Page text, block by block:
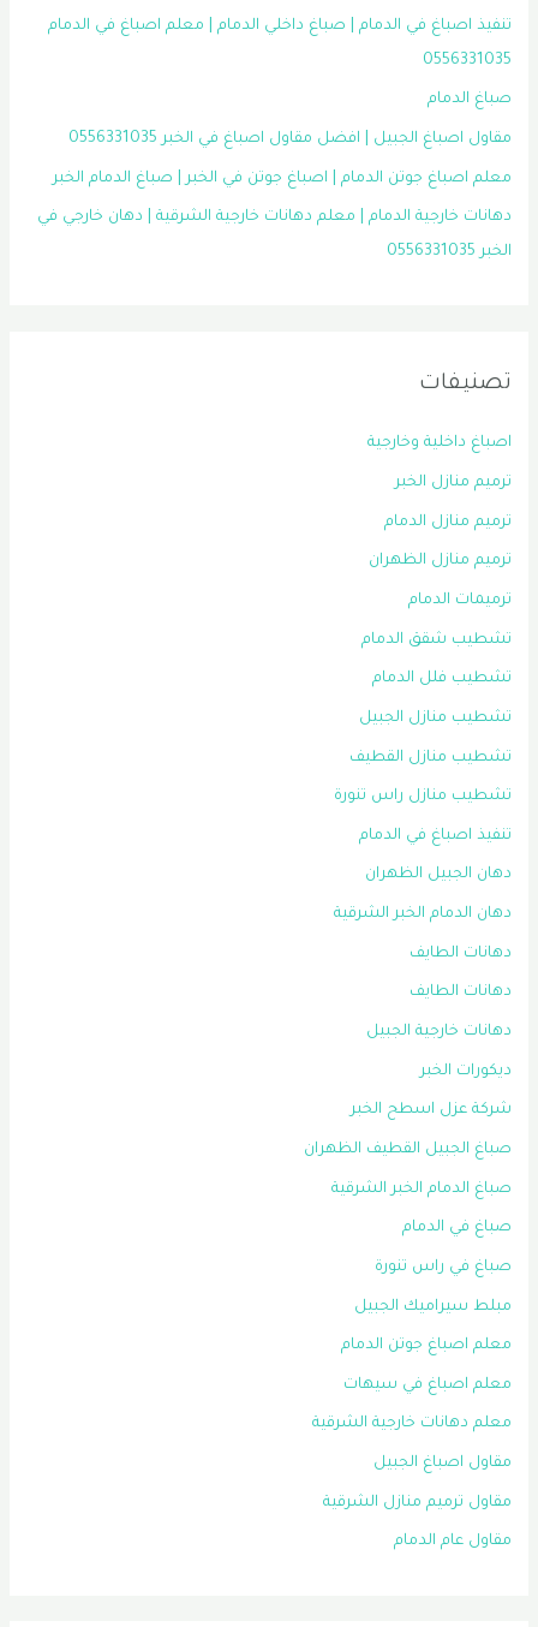
تنفيذ اصباغ في الدمام | صباغ داخلي الدمام | معلم اصباغ في الدمام
0556331035
صباغ الدمام
مقاول اصباغ الجبيل | افضل مقاول اصباغ في الخبر 0556331035
معلم اصباغ جوتن الدمام | اصباغ جوتن في الخبر | صباغ الدمام الخبر
دهانات خارجية الدمام | معلم دهانات خارجية الشرقية | دهان خارجي في
الخبر 0556331035
تصنيفات
اصباغ داخلية وخارجية
ترميم منازل الخبر
ترميم منازل الدمام
ترميم منازل الظهران
ترميمات الدمام
تشطيب شقق الدمام
تشطيب فلل الدمام
تشطيب منازل الجبيل
تشطيب منازل القطيف
تشطيب منازل راس تنورة
تنفيذ اصباغ في الدمام
دهان الجبيل الظهران
دهان الدمام الخبر الشرقية
دهانات الطايف
دهانات الطايف
دهانات خارجية الجبيل
ديكورات الخبر
شركة عزل اسطح الخبر
صباغ الجبيل القطيف الظهران
صباغ الدمام الخبر الشرقية
صباغ في الدمام
صباغ في راس تنورة
مبلط سيراميك الجبيل
معلم اصباغ جوتن الدمام
معلم اصباغ في سيهات
معلم دهانات خارجية الشرقية
مقاول اصباغ الجبيل
مقاول ترميم منازل الشرقية
مقاول عام الدمام